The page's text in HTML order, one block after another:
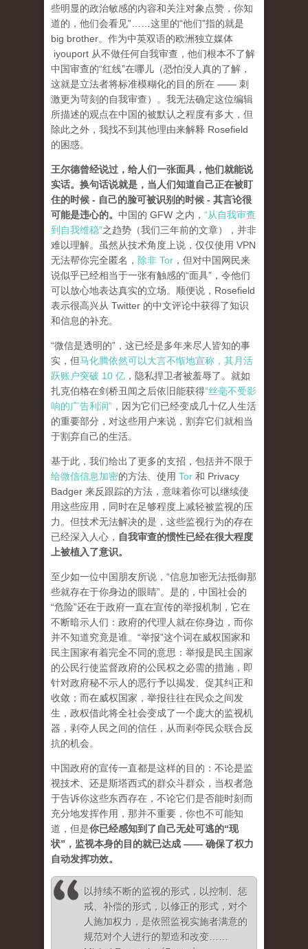
些明显的政治敏感的内容和关注对象点赞，你知
道的，他们会看见”……这里的“他们”指的就是
big brother。作为中英双语的欧洲独立媒体
iyouport 从不做任何自我审查，他们根本不了解
中国审查的“红线”在哪儿（恐怕没人真的了解，
这就是立法者将标准模糊化的目的所在 —— 刺
激更为苛刻的自我审查）。我无法确定这位编辑
所描述的观点在中国的被默认之程度有多大，但
除此之外，我找不到其他理由来解释 Rosefield
的困惑。
王尔德曾经说过，给人们一张面具，他们就能说
实话。换句话说就是，当人们知道自己正在被盯
住的时候 - 自己的脸可被识别的时候 - 其言论很
可能是违心的。 中国的 GFW 之内， “从自我审查
到自我维稳”之趋势（我们三年前的文章），并非
难以理解。虽然从技术角度上说，仅仅使用 VPN
无法帮你完全匿名， 除非 Tor ，但对中国网民来
说似乎已经相当于一张有触感的“面具”，令他们
可以放心地表达真实的立场。顺便说，Rosefield
表示很高兴从 Twitter 的中文评论中获得了知识
和信息的补充。
“微信是透明的”，这已经是多年来尽人皆知的事
实，但马化腾依然可以大言不惭地宣称，其月活
跃账户突破 10 亿 ，隐私捍卫者被羞辱了。就如
扎克伯格在剑桥丑闻之后依旧能获得“丝毫不受影
响的广告利润” ，因为它们已经变成几十亿人生活
的重要部分，对这些用户来说，割弃它们就相当
于割弃自己的生活。
基于此，我们给出了更多的支招，包括并不限于
给微信信息加密的方法、使用 Tor 和 Privacy
Badger 来反跟踪的方法，意味着你可以继续使
用这些应用，同时在足够程度上减轻被监视的压
力。但技术无法解决的是，这些监视行为的存在
已经深入人心， 自我审查的惯性已经在很大程度
上被植入了意识。
至少如一位中国朋友所说，“信息加密无法抵御那
些就存在于你身边的眼睛”。是的，中国社会的
“危险”还在于政府一直在宣传的举报机制，它在
不断暗示人们：政府的代理人就在你身边，而你
并不知道究竟是谁。“举报”这个词在威权国家和
民主国家有着完全不同的意思：举报是民主国家
的公民行使监督政府的公民权之必需的措施，即
针对政府秘不示人的恶行予以揭发、促其纠正和
收敛；而在威权国家，举报往往在民众之间发
生，政权借此将全社会变成了一个庞大的监视机
器，剥夺人民之间的信任，从而剥夺民众联合反
抗的机会。
中国政府的宣传一直都是这样的目的：不论是监
视技术、还是斯塔西式的群众斗群众，当权者急
于告诉你这些东西存在，不论它们是否能时刻而
充分地发挥作用，那并不重要，你也不可能知
道，但是你已经感知到了自己无处可逃的“现
状”，监视本身的目的就已达成 —— 确保了权力
自动发挥功效。
以持续不断的监视的形式，以控制、惩
戒、补偿的形式，以修正的形式，对个
人施加权力，是依照监视实施者满意的
规范对个人进行的塑造和改变……